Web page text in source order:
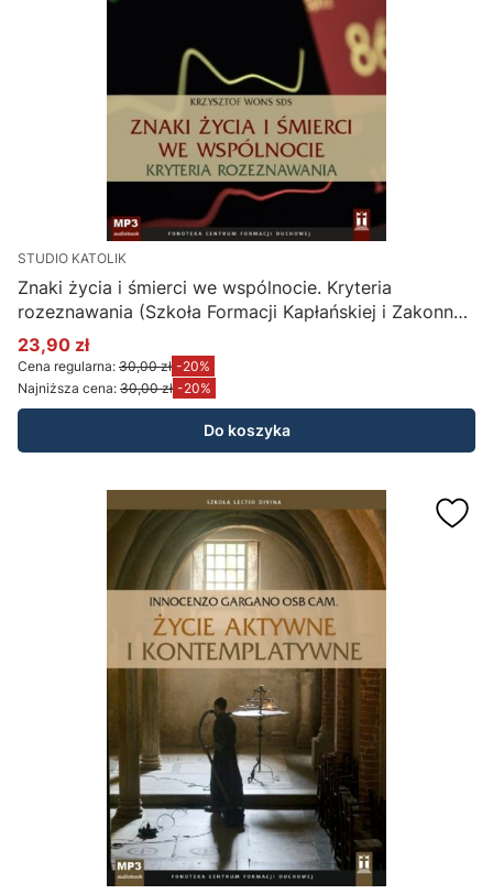
STUDIO KATOLIK
Znaki życia i śmierci we wspólnocie. Kryteria
rozeznawania (Szkoła Formacji Kapłańskiej i Zakonnej)
- Krzysztof Wons SDS (płyta CD MP3)
Cena promocyjna
23,90 zł
Cena regularna: 30,00 zł -20%
Najniższa cena: 30,00 zł -20%
Do koszyka